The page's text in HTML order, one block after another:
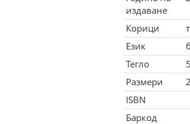
издаване
Корици
Език
Тегло
Размери
ISBN
Баркод